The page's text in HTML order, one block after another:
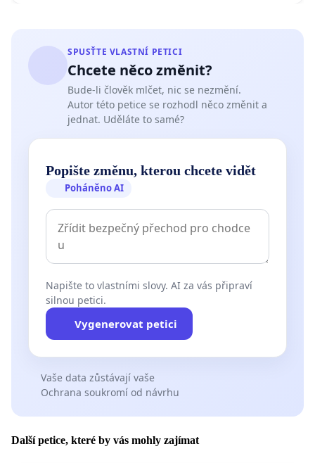
SPUSŤTE VLASTNÍ PETICI
Chcete něco změnit?
Bude-li člověk mlčet, nic se nezmění.
Autor této petice se rozhodl něco změnit a
jednat. Uděláte to samé?
Popište změnu, kterou chcete vidět
Poháněno AI
Napište to vlastními slovy. AI za vás připraví
silnou petici.
Vygenerovat petici
Vaše data zůstávají vaše
Ochrana soukromí od návrhu
Další petice, které by vás mohly zajímat